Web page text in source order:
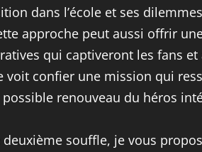
dans l’école et ses
approche peut aussi offrir
qui captiveront les fans
voit confier une mission qui
renouveau du héros
deuxième souffle, je vous